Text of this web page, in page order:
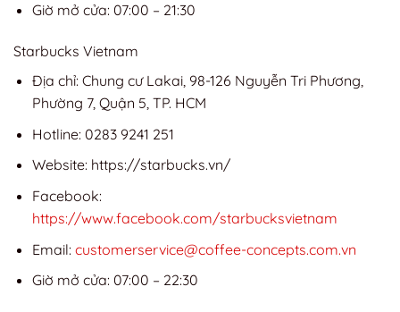
Giờ mở cửa: 07:00 – 21:30
Starbucks Vietnam
Địa chỉ: Chung cư Lakai, 98-126 Nguyễn Tri Phương,
Phường 7, Quận 5, TP. HCM
Hotline: 0283 9241 251
Website: https://starbucks.vn/
Facebook:
https://www.facebook.com/starbucksvietnam
Email: customerservice@coffee-concepts.com.vn
Giờ mở cửa: 07:00 – 22:30